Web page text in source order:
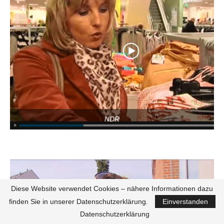
NDR
Diese Website verwendet Cookies – nähere Informationen dazu
finden Sie in unserer Datenschutzerklärung.
Einverstanden
Datenschutzerklärung